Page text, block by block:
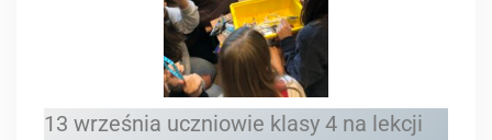
13 września uczniowie klasy 4 na lekcji